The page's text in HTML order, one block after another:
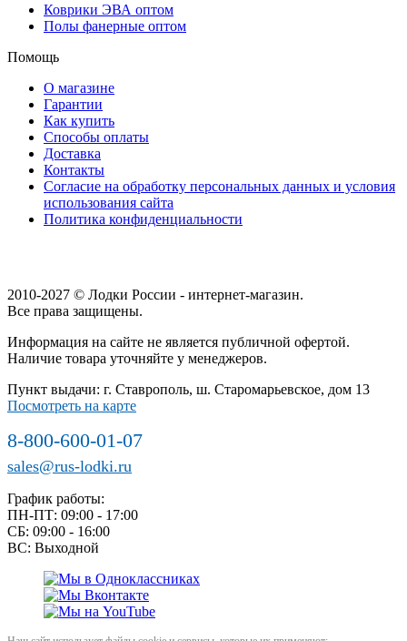
Коврики ЭВА оптом
Полы фанерные оптом
Помощь
О магазине
Гарантии
Как купить
Способы оплаты
Доставка
Контакты
Согласие на обработку персональных данных и условия
использования сайта
Политика конфиденциальности
2010-2027 © Лодки России - интернет-магазин.
Все права защищены.
Информация на сайте не является публичной офертой.
Наличие товара уточняйте у менеджеров.
Пункт выдачи: г. Ставрополь, ш. Старомарьевское, дом 13
Посмотреть на карте
8-800-600-01-07
sales@rus-lodki.ru
График работы:
ПН-ПТ: 09:00 - 17:00
СБ: 09:00 - 16:00
ВС: Выходной